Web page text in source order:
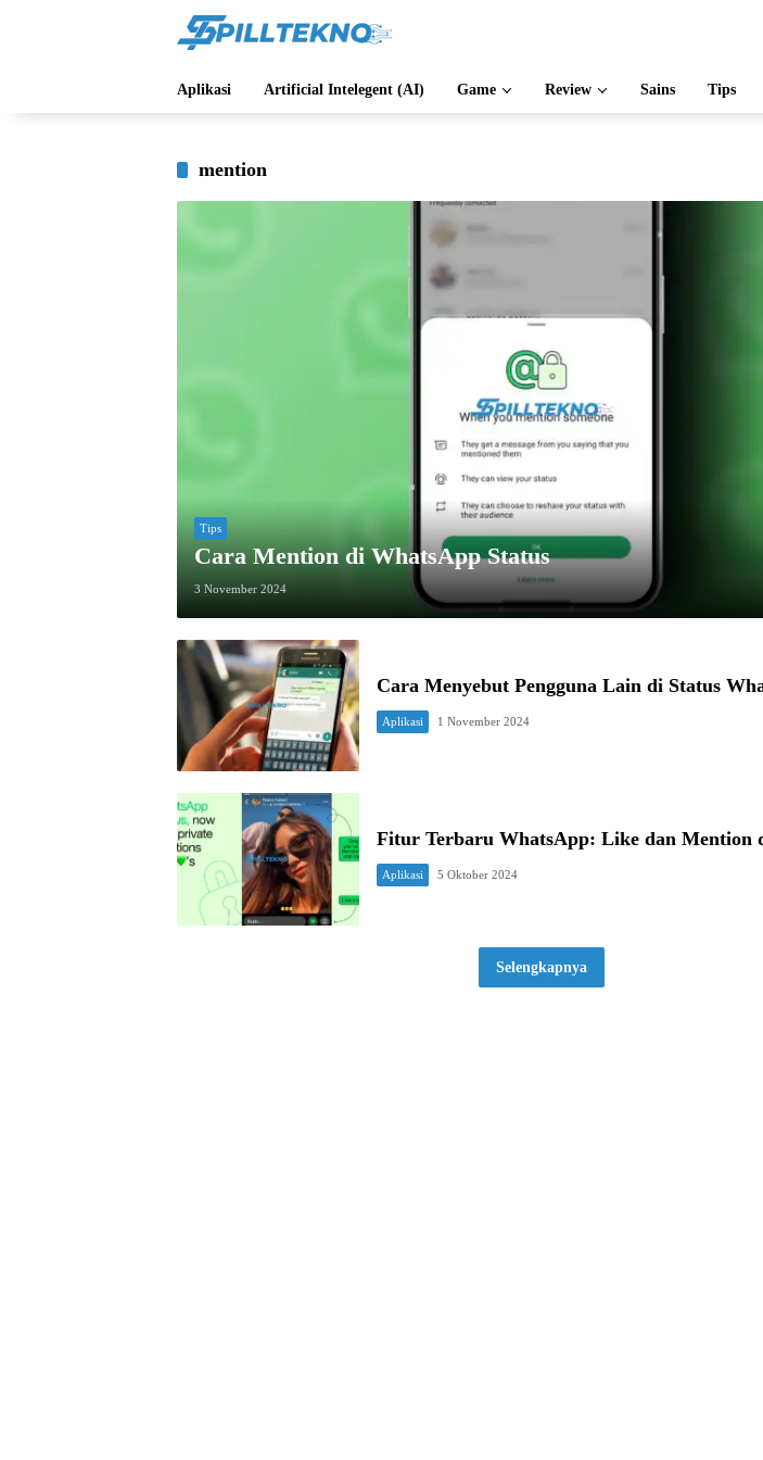
Aplikasi Artificial Intelegent (AI) Game Review Sains Tips
mention
Tips
Cara Mention di WhatsApp Status
3 November 2024
Cara Menyebut Pengguna Lain di Status
Aplikasi 1 November 2024
Fitur Terbaru WhatsApp: Like dan Mention
Aplikasi 5 Oktober 2024
Selengkapnya